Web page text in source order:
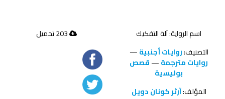
اسم الرواية: آلة التفكيك
التصنيف:روايات أجنبية—
روايات مترجمة—قصص
بوليسية
المؤلف:آرثر كونان دويل